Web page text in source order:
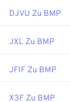
us/windows/
DJVU Zu BMP
JXL Zu BMP
JFIF Zu BMP
X3F Zu BMP